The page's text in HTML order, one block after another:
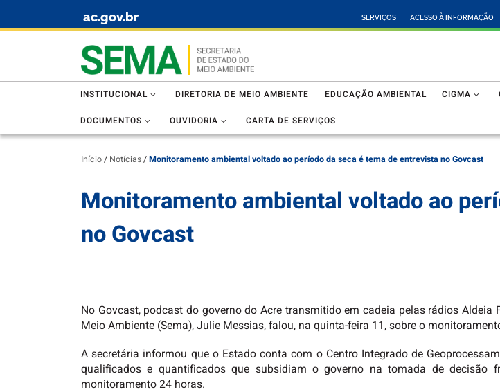
ac.gov.br SERVIÇOS ACESSO À INFORMAÇÃO
INSTITUCIONAL DIRETORIA DE MEIO AMBIENTE EDUCAÇÃO AMBIENTAL CIGMA
DOCUMENTOS OUVIDORIA CARTA DE SERVIÇOS
Início/ Notícias/Monitoramento ambiental voltado ao período da seca é tema de entrevista no Govcast
Monitoramento ambiental voltado ao
no Govcast
No Govcast, podcast do governo do Acre transmitido em cadeia pelas rádios
Meio Ambiente (Sema), Julie Messias, falou, na quinta-feira 11, sobre o
A secretária informou que o Estado conta com o Centro Integrado de
qualificados e quantificados que subsidiam o governo na tomada de decisão
monitoramento 24 horas.